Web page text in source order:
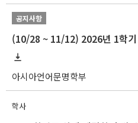
공지사항
아시아언어문명학부
학사